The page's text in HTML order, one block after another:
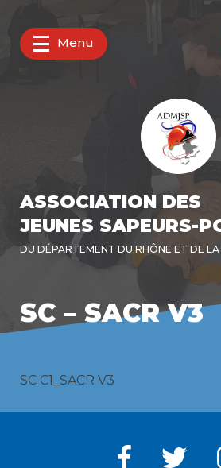
Menu
ASSOCIATION DES
JEUNES SAPEURS-
DU DÉPARTEMENT DU RHÔNE ET DE
SC – SACR V3
SC C1_SACR V3